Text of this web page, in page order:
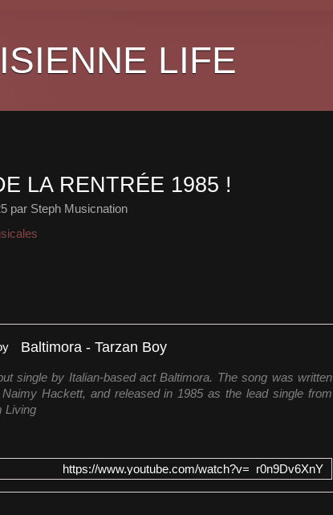
LIFE
LA RENTRÉE 1985 !
par Steph Musicnation
Baltimora - Tarzan Boy
single by Italian-based act Baltimora. The song was written
Hackett, and released in 1985 as the lead single from
Living
https://www.youtube.com/watch?v=_r0n9Dv6XnY